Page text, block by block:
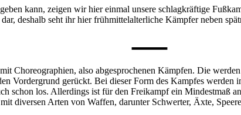
kann, zeigen wir hier einmal unsere schlagkräftige
deshalb seht ihr hier frühmittelalterliche Kämpfer neben
—
Choreographien, also abgesprochenen Kämpfen. Die
Vordergrund gerückt. Bei dieser Form des Kampfes werden
schon los. Allerdings ist für den Freikampf ein Mindestmaß
diversen Arten von Waffen, darunter Schwerter, Äxte,